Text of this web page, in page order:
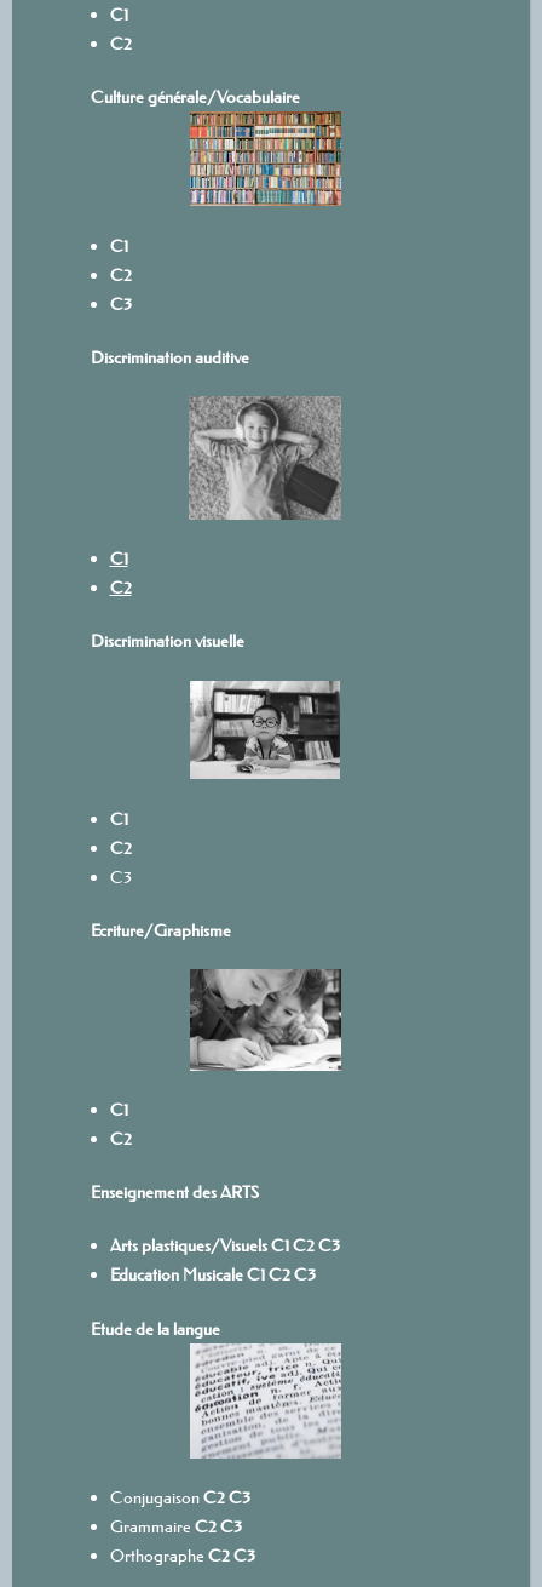
C1
C2
Culture générale/Vocabulaire
C1
C2
C3
Discrimination auditive
C1
C2
Discrimination visuelle
C1
C2
C3
Ecriture/Graphisme
C1
C2
Enseignement des ARTS
Arts plastiques/VisuelsC1C2C3
Education MusicaleC1C2C3
Etude de la langue
ConjugaisonC2C3
Grammaire C2C3
Orthographe C2C3